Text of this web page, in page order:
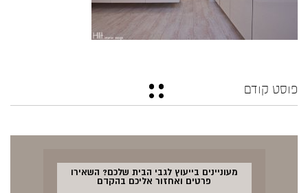
פוסט קודם
מעוניינים בייעוץ לגבי הבית שלכם? השאירו
פרטים ואחזור אליכם בהקדם